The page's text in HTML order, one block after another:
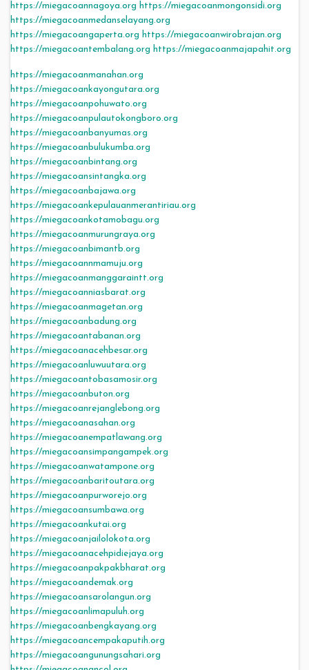
https://miegacoannagoya.org https://miegacoanmongonsidi.org
https://miegacoanmedanselayang.org
https://miegacoangaperta.org https://miegacoanwirobrajan.org
https://miegacoantembalang.org https://miegacoanmajapahit.org
https://miegacoanmanahan.org
https://miegacoankayongutara.org
https://miegacoanpohuwato.org
https://miegacoanpulautokongboro.org
https://miegacoanbanyumas.org
https://miegacoanbulukumba.org
https://miegacoanbintang.org
https://miegacoansintangka.org
https://miegacoanbajawa.org
https://miegacoankepulauanmerantiriau.org
https://miegacoankotamobagu.org
https://miegacoanmurungraya.org
https://miegacoanbimantb.org
https://miegacoannmamuju.org
https://miegacoanmanggaraintt.org
https://miegacoanniasbarat.org
https://miegacoanmagetan.org
https://miegacoanbadung.org
https://miegacoantabanan.org
https://miegacoanacehbesar.org
https://miegacoanluwuutara.org
https://miegacoantobasamosir.org
https://miegacoanbuton.org
https://miegacoanrejanglebong.org
https://miegacoanasahan.org
https://miegacoanempatlawang.org
https://miegacoansimpangampek.org
https://miegacoanwatampone.org
https://miegacoanbaritoutara.org
https://miegacoanpurworejo.org
https://miegacoansumbawa.org
https://miegacoankutai.org
https://miegacoanjailolokota.org
https://miegacoanacehpidiejaya.org
https://miegacoanpakpakbharat.org
https://miegacoandemak.org
https://miegacoansarolangun.org
https://miegacoanlimapuluh.org
https://miegacoanbengkayang.org
https://miegacoancempakaputih.org
https://miegacoangunungsahari.org